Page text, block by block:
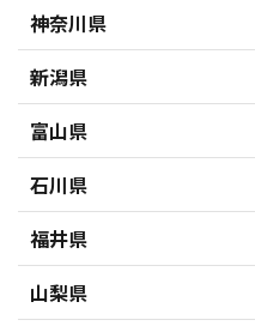
神奈川県
新潟県
富山県
石川県
福井県
山梨県